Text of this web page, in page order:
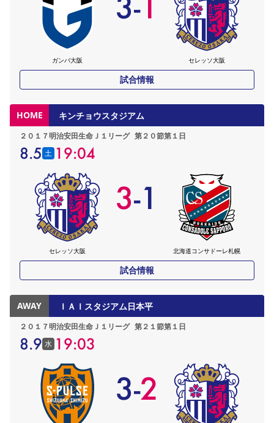
ガンバ大阪 セレッソ大阪
試合情報
HOME キンチョウスタジアム
２０１７明治安田生命Ｊ１リーグ 第２０節第１日
8.5 土 19:04
セレッソ大阪
3-1
北海道コンサドーレ札幌
試合情報
AWAY ＩＡＩスタジアム日本平
２０１７明治安田生命Ｊ１リーグ 第２１節第１日
8.9 水 19:03
3-2